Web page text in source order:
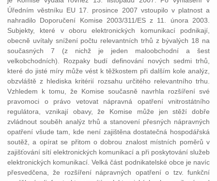
Úředním věstníku EU 17. prosince 2007 vstoupilo v platnost a
nahradilo Doporučení Komise 2003/311/ES z 11. února 2003.
Subjekty, které v oboru elektronických komunikací podnikají,
obecně uvítaly snížení počtu relevantních trhů z bývalých 18 na
současných 7 (z nichž je jeden maloobchodní a šest
velkobchodních). Rozpaky budí definování nových sedmi trhů,
které do jisté míry může vést k těžkostem při dalším kole analýz,
obzvláště z hlediska kritérií rozsahu určitého relevantního trhu.
Vzhledem k tomu, že Komise současně navrhla rozšíření své
pravomoci o právo vetovat nápravná opatření vnitrostátního
regulátora, vznikají obavy, že Komise může jen stěží dobře
zvládnout souběh analýz trhů a stanovení přesných nápravných
opatření všude tam, kde není zajištěna dostatečná hospodářská
soutěž, a opírat se přitom o dobrou znalost místních poměrů v
zajišťování sítí elektronických komunikací a při poskytování služeb
elektronických komunikací. Velká část podnikatelské obce je navíc
přesvedčena, že rozšíření nápravných opatření o tzv. funkční